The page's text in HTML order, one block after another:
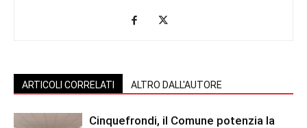
ARTICOLI CORRELATI ALTRO DALL'AUTORE
Cinquefrondi, il Comune potenzia la